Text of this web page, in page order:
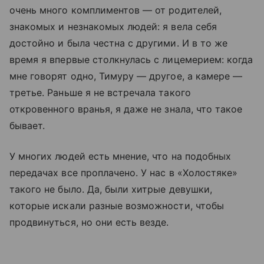
очень много комплиментов — от родителей,
знакомых и незнакомых людей: я вела себя
достойно и была честна с другими. И в то же
время я впервые столкнулась с лицемерием: когда
мне говорят одно, Тимуру — другое, а камере —
третье. Раньше я не встречала такого
откровенного вранья, я даже не знала, что такое
бывает.
У многих людей есть мнение, что на подобных
передачах все проплачено. У нас в «Холостяке»
такого не было. Да, были хитрые девушки,
которые искали разные возможности, чтобы
продвинуться, но они есть везде.